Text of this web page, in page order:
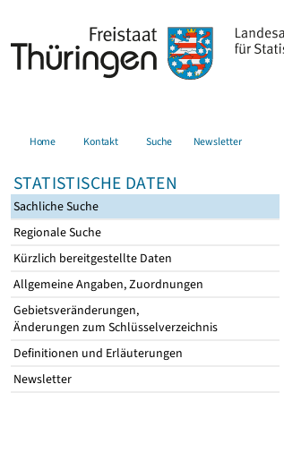
Home Kontakt Suche Newsletter
STATISTISCHE DATEN
Sachliche Suche
Regionale Suche
Kürzlich bereitgestellte Daten
Allgemeine Angaben, Zuordnungen
Gebietsveränderungen,
Änderungen zum Schlüsselverzeichnis
Definitionen und Erläuterungen
Newsletter